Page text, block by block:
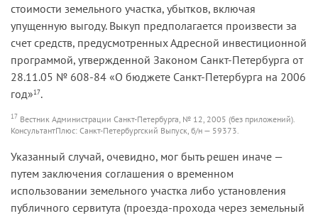
стоимости земельного участка, убытков, включая
упущенную выгоду. Выкуп предполагается произвести за
счет средств, предусмотренных Адресной инвестиционной
программой, утвержденной Законом Санкт-Петербурга от
28.11.05 № 608-84 «О бюджете Санкт-Петербурга на 2006
год»17.
17 Вестник Администрации Санкт-Петербурга, № 12, 2005 (без приложений).
КонсультантПлюс: Санкт-Петербургский Выпуск, б/н — 59373.
Указанный случай, очевидно, мог быть решен иначе —
путем заключения соглашения о временном
использовании земельного участка либо установления
публичного сервитута (проезда-прохода через земельный